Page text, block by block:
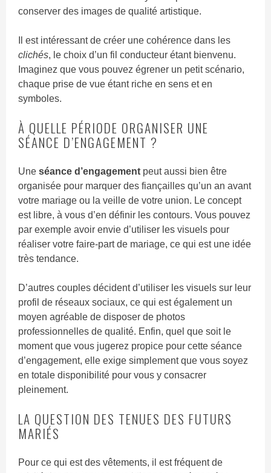
conserver des images de qualité artistique.
Il est intéressant de créer une cohérence dans les
clichés, le choix d’un fil conducteur étant bienvenu.
Imaginez que vous pouvez égrener un petit scénario,
chaque prise de vue étant riche en sens et en
symboles.
À QUELLE PÉRIODE ORGANISER UNE
SÉANCE D’ENGAGEMENT ?
Uneséance d’engagement peut aussi bien être
organisée pour marquer des fiançailles qu’un an avant
votre mariage ou la veille de votre union. Le concept
est libre, à vous d’en définir les contours. Vous pouvez
par exemple avoir envie d’utiliser les visuels pour
réaliser votre faire-part de mariage, ce qui est une idée
très tendance.
D’autres couples décident d’utiliser les visuels sur leur
profil de réseaux sociaux, ce qui est également un
moyen agréable de disposer de photos
professionnelles de qualité. Enfin, quel que soit le
moment que vous jugerez propice pour cette séance
d’engagement, elle exige simplement que vous soyez
en totale disponibilité pour vous y consacrer
pleinement.
LA QUESTION DES TENUES DES FUTURS
MARIÉS
Pour ce qui est des vêtements, il est fréquent de